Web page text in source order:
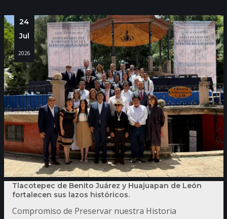
24
Jul
2026
Tlacotepec de Benito Juárez y Huajuapan de León
fortalecen sus lazos históricos.
Compromiso de Preservar nuestra Historia